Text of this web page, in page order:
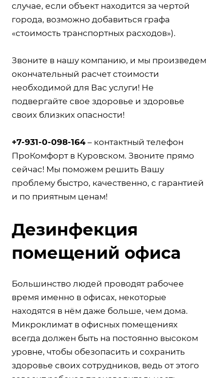
случае, если объект находится за чертой
города, возможно добавиться графа
«стоимость транспортных расходов»).
Звоните в нашу компанию, и мы произведем
окончательный расчет стоимости
необходимой для Вас услуги! Не
подвергайте свое здоровье и здоровье
своих близких опасности!
+7-931-0-098-164 – контактный телефон
ПроКомфорт в Куровском. Звоните прямо
сейчас! Мы поможем решить Вашу
проблему быстро, качественно, с гарантией
и по приятным ценам!
Дезинфекция
помещений офиса
Большинство людей проводят рабочее
время именно в офисах, некоторые
находятся в нём даже больше, чем дома.
Микроклимат в офисных помещениях
всегда должен быть на постоянно высоком
уровне, чтобы обезопасить и сохранить
здоровье своих сотрудников, ведь от этого